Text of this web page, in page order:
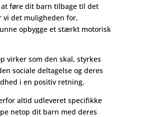
føre dit barn tilbage til det
vi det muligheden for,
opbygge et stærkt motorisk
virker som den skal, styrkes
sociale deltagelse og deres
i en positiv retning.
altid udleveret specifikke
netop dit barn med deres